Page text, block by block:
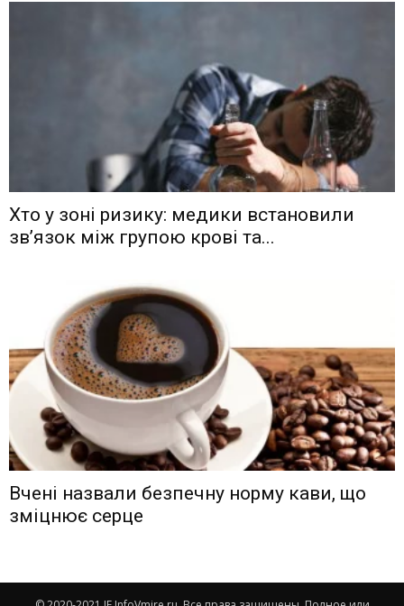
Хто у зоні ризику: медики встановили
зв’язок між групою крові та...
Вчені назвали безпечну норму кави, що
зміцнює серце